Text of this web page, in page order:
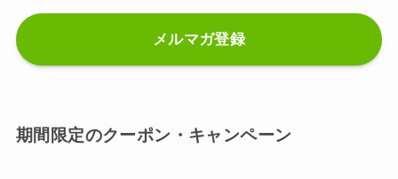
メルマガ登録
期間限定のクーポン・キャンペーン